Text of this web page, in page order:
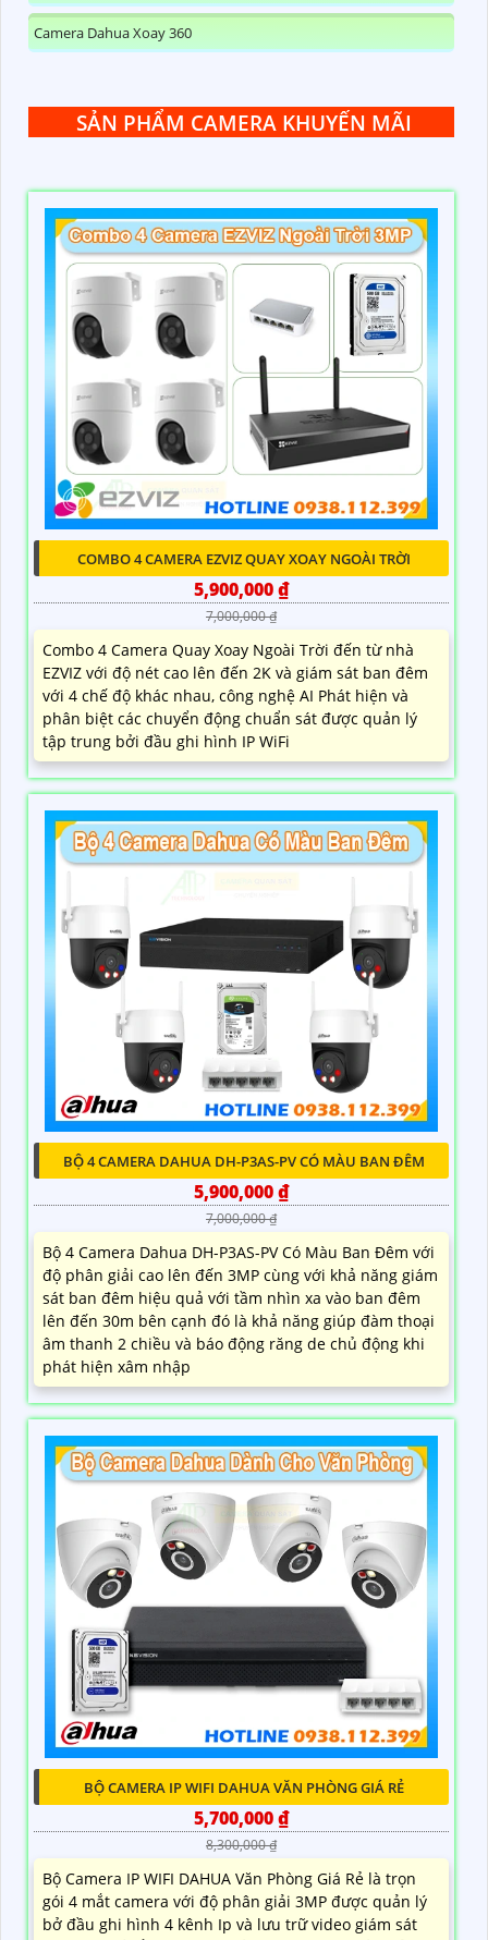
Camera Dahua Xoay 360
SẢN PHẨM CAMERA KHUYẾN MÃI
COMBO 4 CAMERA EZVIZ QUAY XOAY NGOÀI TRỜI
5,900,000 ₫
7,000,000 ₫
Combo 4 Camera Quay Xoay Ngoài Trời đến từ nhà
EZVIZ với độ nét cao lên đến 2K và giám sát ban đêm
với 4 chế độ khác nhau, công nghệ AI Phát hiện và
phân biệt các chuyển động chuẩn sát được quản lý
tập trung bởi đầu ghi hình IP WiFi
BỘ 4 CAMERA DAHUA DH-P3AS-PV CÓ MÀU BAN ĐÊM
5,900,000 ₫
7,000,000 ₫
Bộ 4 Camera Dahua DH-P3AS-PV Có Màu Ban Đêm với
độ phân giải cao lên đến 3MP cùng với khả năng giám
sát ban đêm hiệu quả với tầm nhìn xa vào ban đêm
lên đến 30m bên cạnh đó là khả năng giúp đàm thoại
âm thanh 2 chiều và báo động răng de chủ động khi
phát hiện xâm nhập
BỘ CAMERA IP WIFI DAHUA VĂN PHÒNG GIÁ RẺ
5,700,000 ₫
8,300,000 ₫
Bộ Camera IP WIFI DAHUA Văn Phòng Giá Rẻ là trọn
gói 4 mắt camera với độ phân giải 3MP được quản lý
bở đầu ghi hình 4 kênh Ip và lưu trữ video giám sát